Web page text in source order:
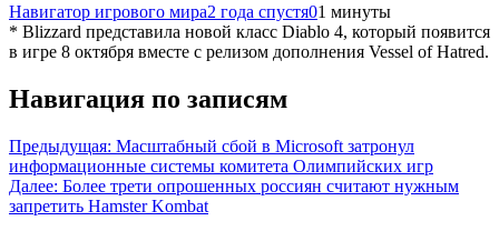
Навигатор игрового мира2 года спустя01 минуты
* Blizzard представила новой класс Diablo 4, который появится
в игре 8 октября вместе с релизом дополнения Vessel of Hatred.
Навигация по записям
Предыдущая: Масштабный сбой в Microsoft затронул
информационные системы комитета Олимпийских игр
Далее: Более трети опрошенных россиян считают нужным
запретить Hamster Kombat